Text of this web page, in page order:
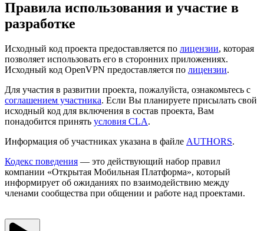
Правила использования и участие в
разработке
Исходный код проекта предоставляется по лицензии, которая
позволяет использовать его в сторонних приложениях.
Исходный код OpenVPN предоставляется по лицензии.
Для участия в развитии проекта, пожалуйста, ознакомьтесь с
соглашением участника. Если Вы планируете присылать свой
исходный код для включения в состав проекта, Вам
понадобится принять условия CLA.
Информация об участниках указана в файле AUTHORS.
Кодекс поведения — это действующий набор правил
компании «Открытая Мобильная Платформа», который
информирует об ожиданиях по взаимодействию между
членами сообщества при общении и работе над проектами.